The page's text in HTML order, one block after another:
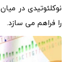
نوکلئوتیدی در
را فراهم می سازد.